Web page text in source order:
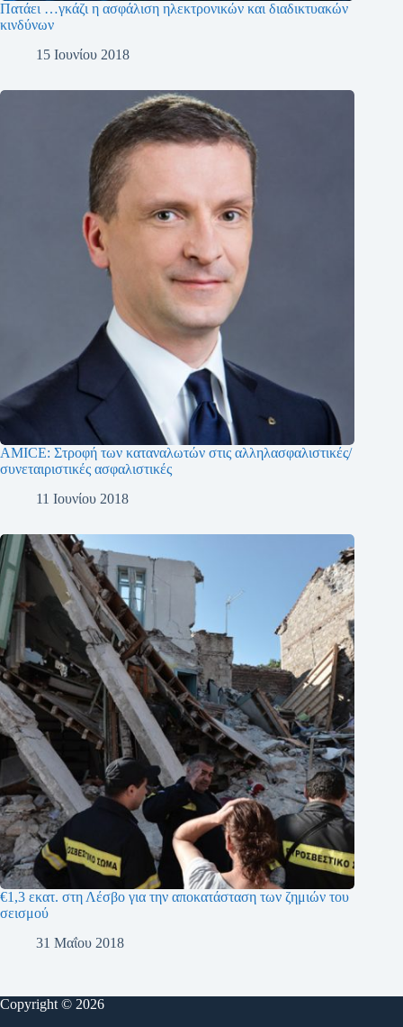
Πατάει …γκάζι η ασφάλιση ηλεκτρονικών και διαδικτυακών
κινδύνων
15 Ιουνίου 2018
AMICE: Στροφή των καταναλωτών στις αλληλασφαλιστικές/
συνεταιριστικές ασφαλιστικές
11 Ιουνίου 2018
€1,3 εκατ. στη Λέσβο για την αποκατάσταση των ζημιών του
σεισμού
31 Μαΐου 2018
Copyright © 2026